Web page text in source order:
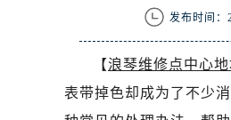
泰州市
杭州市上
金华市
发布时间：
【浪琴维修点中心
表带掉色却成为了不少